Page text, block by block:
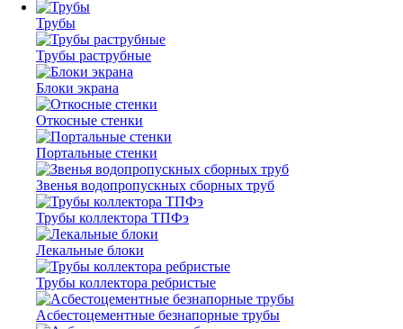
Трубы
Трубы раструбные
Блоки экрана
Откосные стенки
Портальные стенки
Звенья водопропускных сборных труб
Трубы коллектора ТПФэ
Лекальные блоки
Трубы коллектора ребристые
Асбестоцементные безнапорные трубы